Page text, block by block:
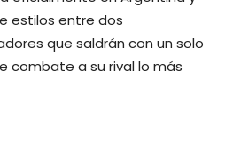
estilos entre dos
que saldrán con un solo
combate a su rival lo más